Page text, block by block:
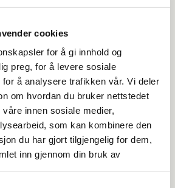
cookies
for å gi innhold og
preg, for å levere sosiale
å analysere trafikken vår. Vi deler
om hvordan du bruker nettstedet
innen sosiale medier,
som kan kombinere den
du har gjort tilgjengelig for dem,
inn gjennom din bruk av